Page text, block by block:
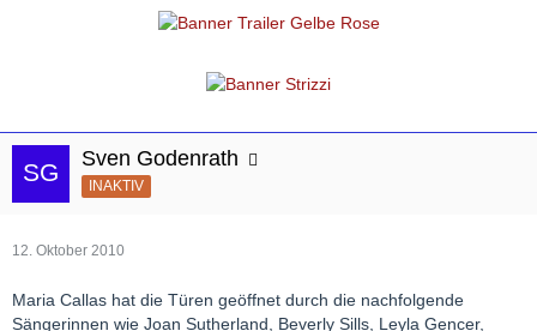
Sven Godenrath
INAKTIV
12. Oktober 2010
Maria Callas hat die Türen geöffnet durch die nachfolgende
Sängerinnen wie Joan Sutherland, Beverly Sills, Leyla Gencer,